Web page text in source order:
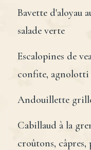
Bavette d'aloyau
salade verte
Escalopines de
confite, agnolotti
Andouillette
Cabillaud à la
croûtons, câpres,